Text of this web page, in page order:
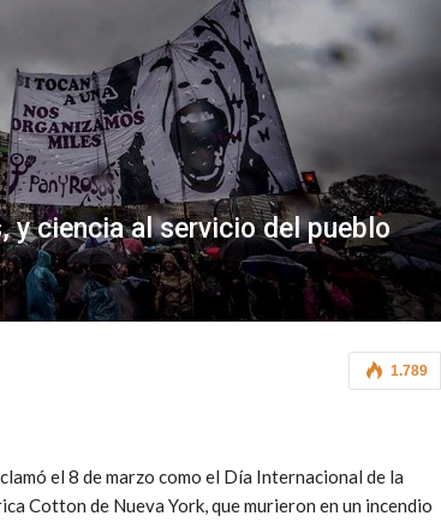
y ciencia al servicio del pueblo
1.789
el 8 de marzo como el Día Internacional de la
Cotton de Nueva York, que murieron en un incendio